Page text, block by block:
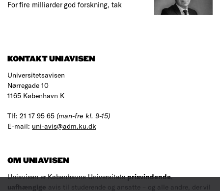
For fire milliarder god forskning, tak
KONTAKT UNIAVISEN
Universitetsavisen
Nørregade 10
1165 København K
Tlf: 21 17 95 65 (man-fre kl. 9-15)
E-mail: uni-avis@adm.ku.dk
OM UNIAVISEN
Uniavisen er Københavns Universitetsprisvindende,
uafhængige avis til studerende og ansatte – og alle andre, der vil